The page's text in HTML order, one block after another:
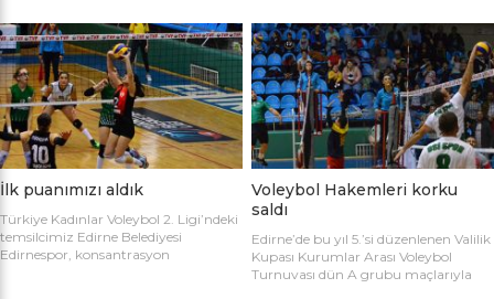
temsilcimiz Edirne Belediyesi
Edirnespor, Mimar Sinan Spor
Salonu’nda Manisa Salihli
Belediyespor’la karşılaştı. Takımlar
sahaya şu kadrolarla çıktılar: Edirne
Belediyesi Edirnespor: Simge, Edanur,
Sibel, Cere, Simge, Yaren, Halime,
Selay, Kübra, Deniz Salihli Belediye
Spor: […]
Salonu’nda Metin Demirbağ ve
Emrah Baran’ın yönettiği
karşılaşmaya takımlar şu kadrolarla
çıktılar: EDİRNESPOR: Simge
Gülağız, Edanur Bayraklı, Sibel Mert,
Ceren Atica, Simge Erden, S. Yaren
Tank, Halime Akay, Selay Çalışkan,
Büşra […]
İlk puanımızı aldık
Türkiye Kadınlar Voleybol 2. Ligi’ndeki
temsilcimiz Edirne Belediyesi
Edirnespor, konsantrasyon
Voleybol Hakemleri korku
saldı
Edirne’de bu yıl 5.’si düzenlenen Valilik
Kupası Kurumlar Arası Voleybol
Turnuvası dün A grubu maçlarıyla